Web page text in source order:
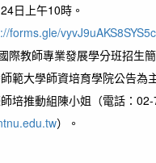
日上午10時。
forms.gle/
際教師專業發展學分班招生
範大學師資培育學院公告為
培推動組陳小姐（電話：
）。